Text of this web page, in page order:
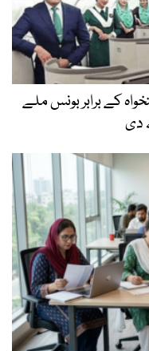
کے برابر بونس ملے
دی